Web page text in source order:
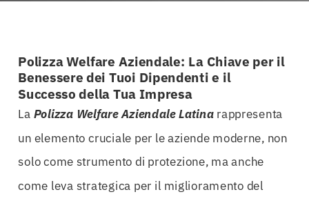
Polizza Welfare Aziendale: La Chiave per il
Benessere dei Tuoi Dipendenti e il
Successo della Tua Impresa
La Polizza Welfare Aziendale Latina rappresenta
un elemento cruciale per le aziende moderne, non
solo come strumento di protezione, ma anche
come leva strategica per il miglioramento del